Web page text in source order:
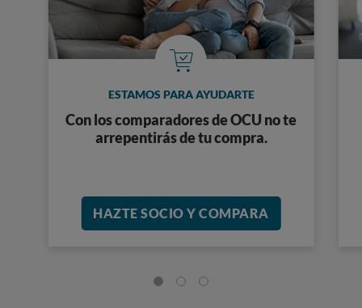
ESTAMOS PARA AYUDARTE
Con los comparadores de OCU no te
arrepentirás de tu compra.
HAZTE SOCIO Y COMPARA